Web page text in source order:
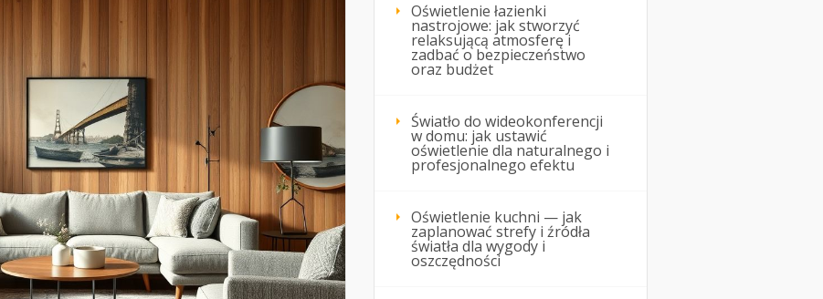
Oświetlenie łazienki
nastrojowe: jak stworzyć
relaksującą atmosferę i
zadbać o bezpieczeństwo
oraz budżet
Światło do wideokonferencji
w domu: jak ustawić
oświetlenie dla naturalnego i
profesjonalnego efektu
Oświetlenie kuchni — jak
zaplanować strefy i źródła
światła dla wygody i
oszczędności